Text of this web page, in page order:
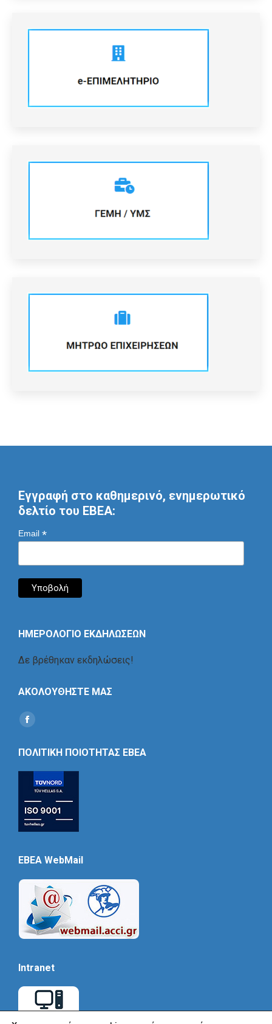
Εγγραφή στο καθημερινό, ενημερωτικό
δελτίο του ΕΒΕΑ:
Email *
ΗΜΕΡΟΛΟΓΙΟ ΕΚΔΗΛΩΣΕΩΝ
Δε βρέθηκαν εκδηλώσεις!
ΑΚΟΛΟΥΘΗΣΤΕ ΜΑΣ
Find us on:
Social
ΠΟΛΙΤΙΚΗ ΠΟΙΟΤΗΤΑΣ ΕΒΕΑ
EBEA WebMail
Intranet